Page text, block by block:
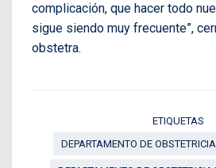
complicación, que hacer todo
sigue siendo muy frecuente”,
obstetra.
ETIQUETAS
DEPARTAMENTO DE